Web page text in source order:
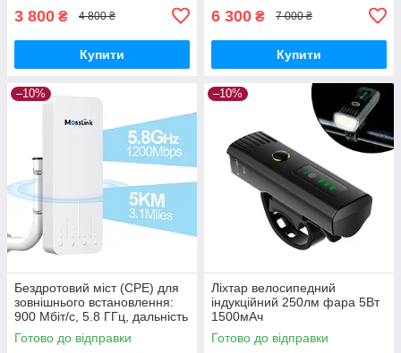
3 800 ₴ 4 800 ₴
Купити
6 300 ₴ 7 000 ₴
Купити
–10%
Бездротовий міст (CPE) для
зовнішнього встановлення:
900 Мбіт/с, 5.8 ГГц, дальність
до 5 км. Точка доступу Wi-Fi,
бездротовий
Готово до відправки
–10%
Ліхтар велосипедний
індукційний 250лм фара 5Вт
1500мАч
Готово до відправки